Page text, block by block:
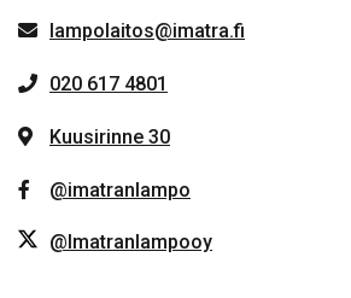
lampolaitos@imatra.fi
020 617 4801
Kuusirinne 30
@imatranlampo
@Imatranlampooy